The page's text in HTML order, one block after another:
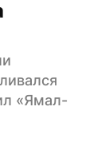
«Ямал-